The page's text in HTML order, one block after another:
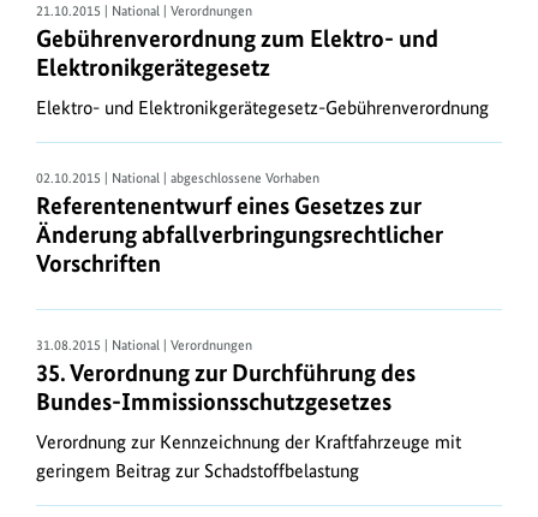
erhalten
Sie
Gesetze
und
Rechtsverordnungen
in
ihrer
jeweils
Ausführung
des
Umweltrechts
Durch
Richtlinien
21.10.2015 | National | Verordnungen
Gebührenverordnung zum Elektro- und
Elektronikgerätegesetz
Elektro- und Elektronikgerätegesetz-Gebührenverordnung
02.10.2015 | National | abgeschlossene Vorhaben
Referentenentwurf eines Gesetzes zur
Änderung abfallverbringungsrechtlicher
Vorschriften
31.08.2015 | National | Verordnungen
35. Verordnung zur Durchführung des
Bundes-Immissionsschutzgesetzes
Verordnung zur Kennzeichnung der Kraftfahrzeuge mit
geringem Beitrag zur Schadstoffbelastung